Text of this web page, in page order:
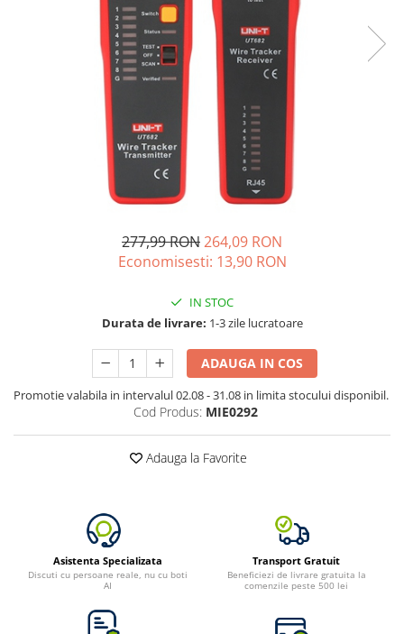
Acumulatori de stocare
Componente sisteme de balcon
277,99 RON264,09 RON
Economisesti: 13,90 RON
IN STOC
Durata de livrare: 1-3 zile lucratoare
ADAUGA IN COS
Promotie valabila in intervalul 02.08 - 31.08 in limita stocului disponibil.
Cod Produs: MIE0292
Adauga la Favorite
Asistenta Specializata
Discuti cu persoane reale, nu cu boti
AI
Transport Gratuit
Beneficiezi de livrare gratuita la
comenzile peste 500 lei